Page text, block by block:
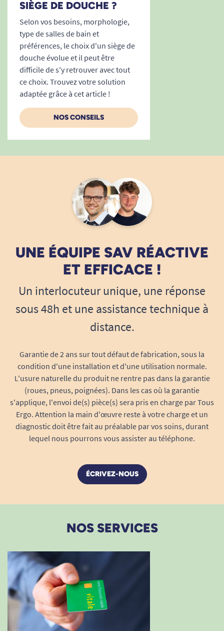
SIÈGE DE DOUCHE ?
Selon vos besoins, morphologie,
type de salles de bain et
préférences, le choix d'un siège de
douche évolue et il peut être
difficile de s'y retrouver avec tout
ce choix. Trouvez votre solution
adaptée grâce à cet article !
NOS CONSEILS
UNE ÉQUIPE SAV RÉACTIVE
ET EFFICACE !
Un interlocuteur unique, une réponse
sous 48h et une assistance technique à
distance.
Garantie de 2 ans sur tout défaut de fabrication, sous la
condition d'une installation et d'une utilisation normale.
L'usure naturelle du produit ne rentre pas dans la garantie
(roues, pneus, poignées). Dans les cas où la garantie
s'applique, l'envoi de(s) pièce(s) sera pris en charge par Tous
Ergo. Attention la main d'œuvre reste à votre charge et un
diagnostic doit être fait au préalable par vos soins, durant
lequel nous pourrons vous assister au téléphone.
ÉCRIVEZ-NOUS
NOS SERVICES